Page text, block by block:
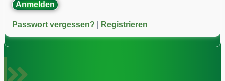
Anmelden
Passwort vergessen? Registrieren